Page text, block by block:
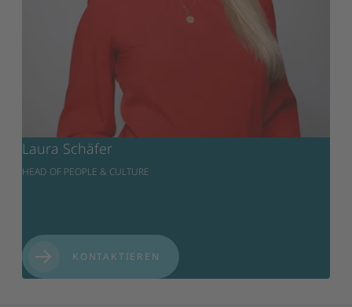
Laura Schäfer
HEAD OF PEOPLE & CULTURE
KONTAKTIEREN